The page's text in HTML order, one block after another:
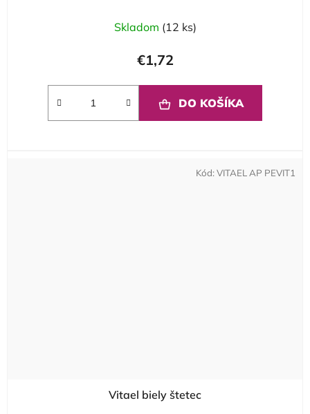
Skladom (12 ks)
€1,72
DO KOŠÍKA
Vitael biely štetec
Kód: VITAEL AP PEVIT1